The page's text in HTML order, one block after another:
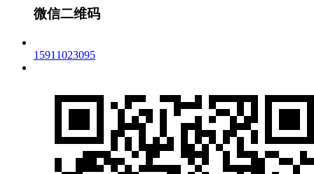
微信二维码
15911023095